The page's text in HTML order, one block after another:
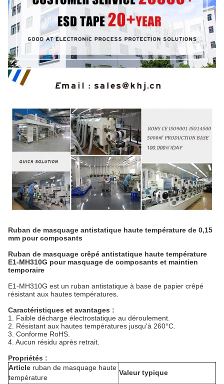
Ruban de masquage antistatique haute température de 0,15
mm pour composants
Ruban de masquage crêpé antistatique haute température
E1-MH310G pour masquage de composants et maintien
temporaire
E1-MH310G est un ruban antistatique à base de papier crêpé
résistant aux hautes températures.
Caractéristiques et avantages :
1. Faible décharge électrostatique au déroulement.
2. Résistant aux hautes températures jusqu'à 260°C.
3. Conforme RoHS.
4. Aucun résidu après retrait.
Propriétés :
Article ruban de masquage haute
température
Valeur typique